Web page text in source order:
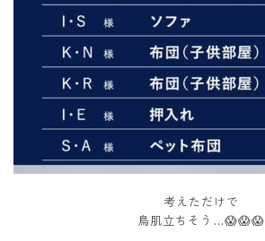
考えただけで
鳥肌立ちそう…😱😱😱